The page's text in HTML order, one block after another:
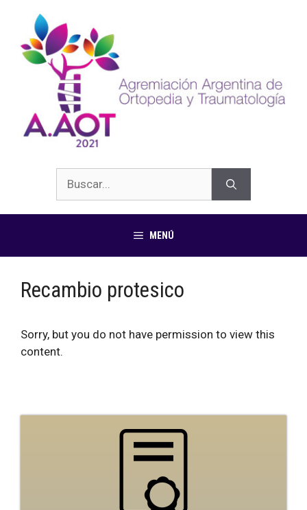
MENÚ
Recambio protesico
Sorry, but you do not have permission to view this
content.